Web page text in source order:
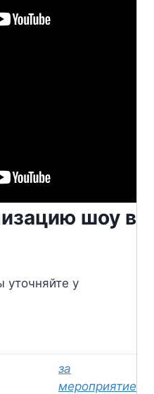
шоу в
у
за
мероприятие